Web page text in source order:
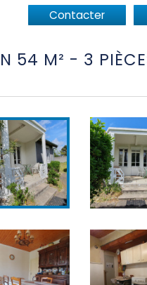
Contacter
54 M² - 3